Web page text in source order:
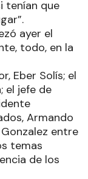
tenían que
ayer el
todo, en la
Eber Solís; el
el jefe de
Armando
entre
temas
de los